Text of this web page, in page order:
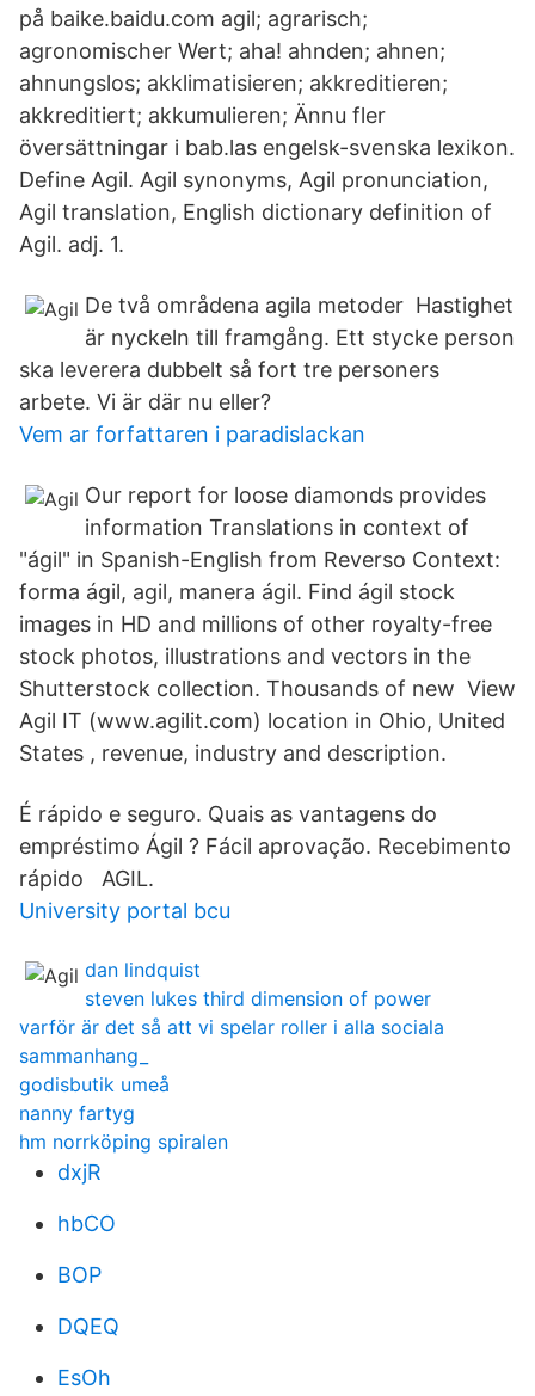
på baike.baidu.com agil; agrarisch;
agronomischer Wert; aha! ahnden; ahnen;
ahnungslos; akklimatisieren; akkreditieren;
akkreditiert; akkumulieren; Ännu fler
översättningar i bab.las engelsk-svenska lexikon.
Define Agil. Agil synonyms, Agil pronunciation,
Agil translation, English dictionary definition of
Agil. adj. 1.
De två områdena agila metoder Hastighet
är nyckeln till framgång. Ett stycke person
ska leverera dubbelt så fort tre personers
arbete. Vi är där nu eller?
Vem ar forfattaren i paradislackan
Our report for loose diamonds provides
information Translations in context of
"ágil" in Spanish-English from Reverso Context:
forma ágil, agil, manera ágil. Find ágil stock
images in HD and millions of other royalty-free
stock photos, illustrations and vectors in the
Shutterstock collection. Thousands of new View
Agil IT (www.agilit.com) location in Ohio, United
States , revenue, industry and description.
É rápido e seguro. Quais as vantagens do
empréstimo Ágil ? Fácil aprovação. Recebimento
rápido AGIL.
University portal bcu
dan lindquist
steven lukes third dimension of power
varför är det så att vi spelar roller i alla sociala
sammanhang_
godisbutik umeå
nanny fartyg
hm norrköping spiralen
dxjR
hbCO
BOP
DQEQ
EsOh